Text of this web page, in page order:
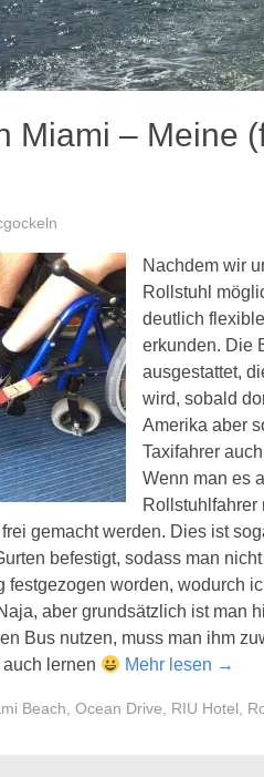
Miami – Meine
Nachdem wir
Rollstuhl
deutlich
erkunden. Die
ausgestattet,
wird, sobald
Amerika aber
Taxifahrer
Wenn man es
Rollstuhlfahrer
gemacht werden. Dies ist
befestigt, sodass man
festgezogen worden, wodurch
aber grundsätzlich ist man
Bus nutzen, muss man ihm
lernen
Mehr lesen →
Beach Ocean Drive RIU Hotel